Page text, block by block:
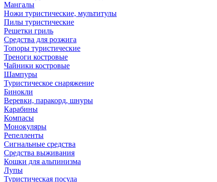
Мангалы
Ножи туристические, мультитулы
Пилы туристические
Решетки гриль
Средства для розжига
Топоры туристические
Треноги костровые
Чайники костровые
Шампуры
Туристическое снаряжение
Бинокли
Веревки, паракорд, шнуры
Карабины
Компасы
Монокуляры
Репелленты
Сигнальные средства
Средства выживания
Кошки для альпинизма
Лупы
Туристическая посуда